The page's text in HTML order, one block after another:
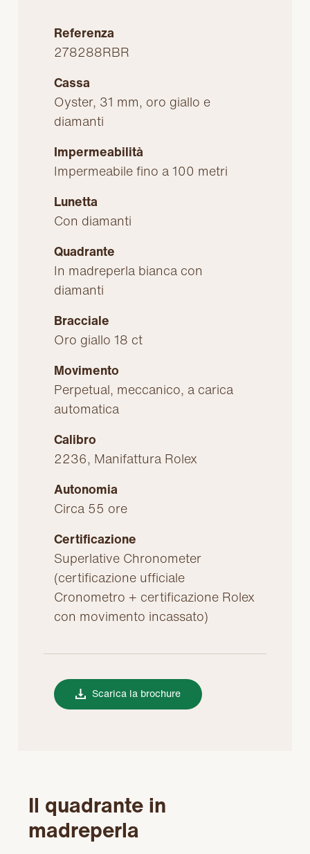
Referenza
278288RBR
Cassa
Oyster, 31 mm, oro giallo e
diamanti
Impermeabilità
Impermeabile fino a 100 metri
Lunetta
Con diamanti
Quadrante
In madreperla bianca con
diamanti
Bracciale
Oro giallo 18 ct
Movimento
Perpetual, meccanico, a carica
automatica
Calibro
2236, Manifattura Rolex
Autonomia
Circa 55 ore
Certificazione
Superlative Chronometer
(certificazione ufficiale
Cronometro + certificazione Rolex
con movimento incassato)
Scarica la brochure
Il quadrante in
madreperla